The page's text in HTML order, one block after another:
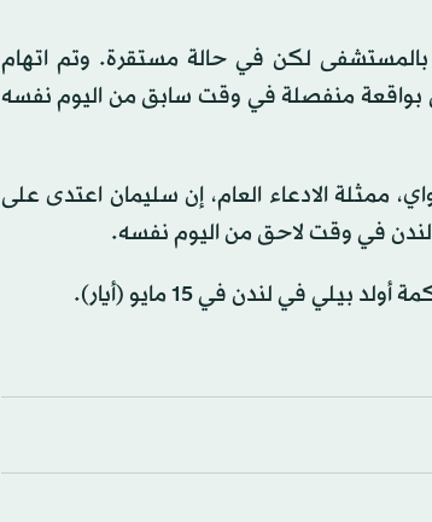
لكن في حالة مستقرة. وتم اتهام
بواقعة منفصلة في وقت سابق من اليوم نفسه
ممثلة الادعاء العام، إن سليمان اعتدى على
في وقت لاحق من اليوم نفسه.
في لندن في 15 مايو (أيار).